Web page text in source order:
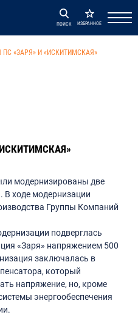
ПОИСК ИЗБРАННОЕ
«ЗАРЯ» И «ИСКИТИМСКАЯ»
модернизированы две
В ходе модернизации
Группы Компаний
подверглась
«Заря» напряжением 500
заключалась в
который
напряжение, но, кроме
энергообеспечения